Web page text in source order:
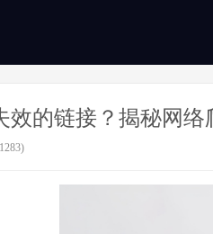
效的链接？揭秘网
1283)